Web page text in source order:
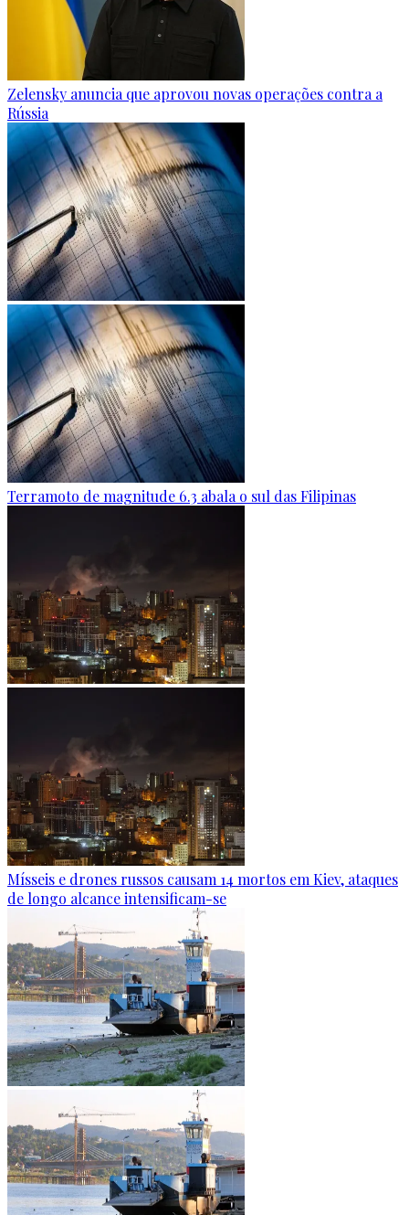
Zelensky anuncia que aprovou novas operações contra a
Rússia
Terramoto de magnitude 6.3 abala o sul das Filipinas
Mísseis e drones russos causam 14 mortos em Kiev, ataques
de longo alcance intensificam-se